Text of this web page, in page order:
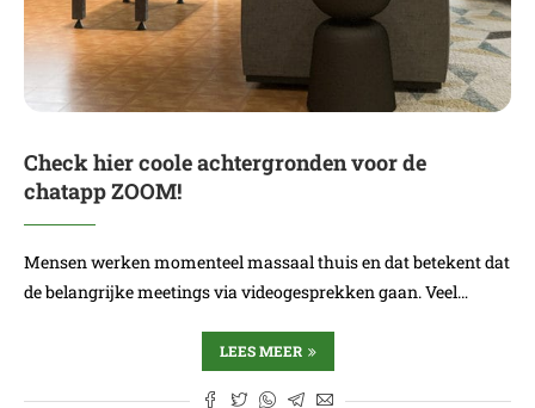
Check hier coole achtergronden voor de
chatapp ZOOM!
Mensen werken momenteel massaal thuis en dat betekent dat
de belangrijke meetings via videogesprekken gaan. Veel…
LEES MEER